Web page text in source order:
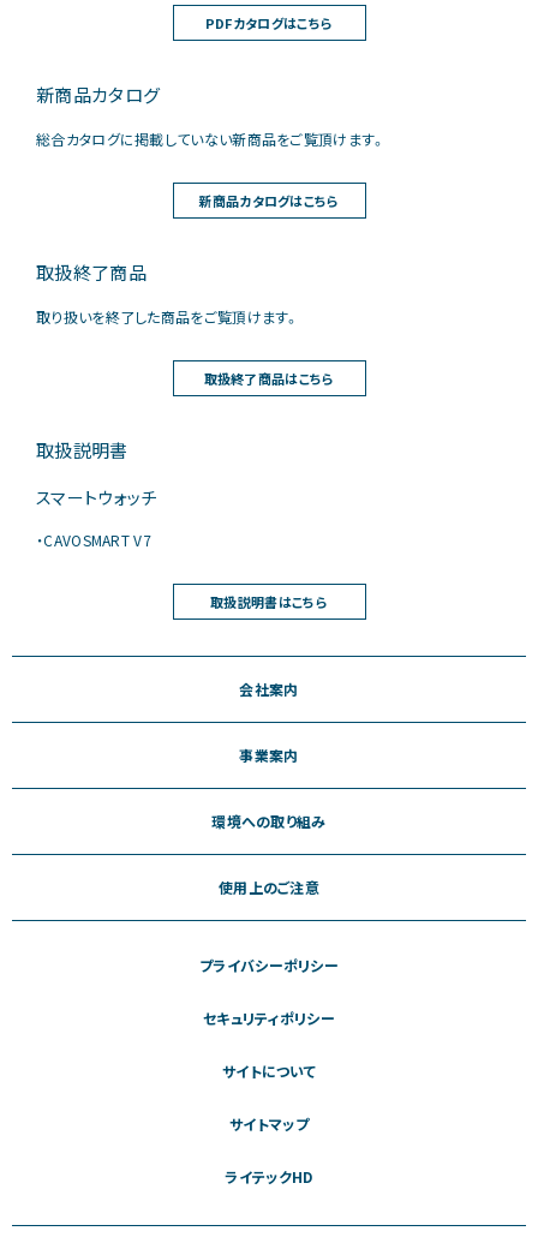
PDFカタログはこちら
新商品カタログ
総合カタログに掲載していない新商品をご覧頂けます。
新商品カタログはこちら
取扱終了商品
取り扱いを終了した商品をご覧頂けます。
取扱終了商品はこちら
取扱説明書
スマートウォッチ
・CAVOSMART V7
取扱説明書はこちら
会社案内
事業案内
環境への取り組み
使用上のご注意
プライバシーポリシー
セキュリティポリシー
サイトについて
サイトマップ
ライテックHD